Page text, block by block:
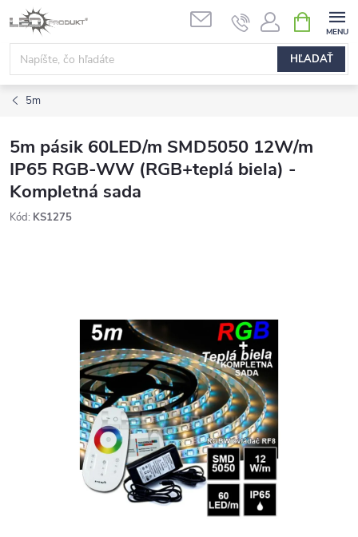
Prejsť
na
obsah
HĽADAŤ
KOŠÍK
5m
5m pásik 60LED/m SMD5050 12W/m
IP65 RGB-WW (RGB+teplá biela) -
Kompletná sada
Kód: KS1275